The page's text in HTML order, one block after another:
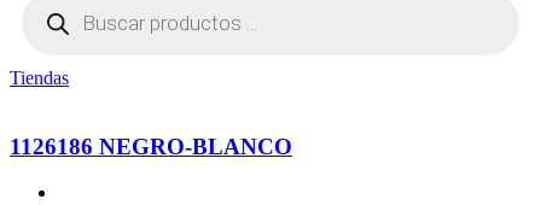
productos
Tiendas
1126186 NEGRO-BLANCO